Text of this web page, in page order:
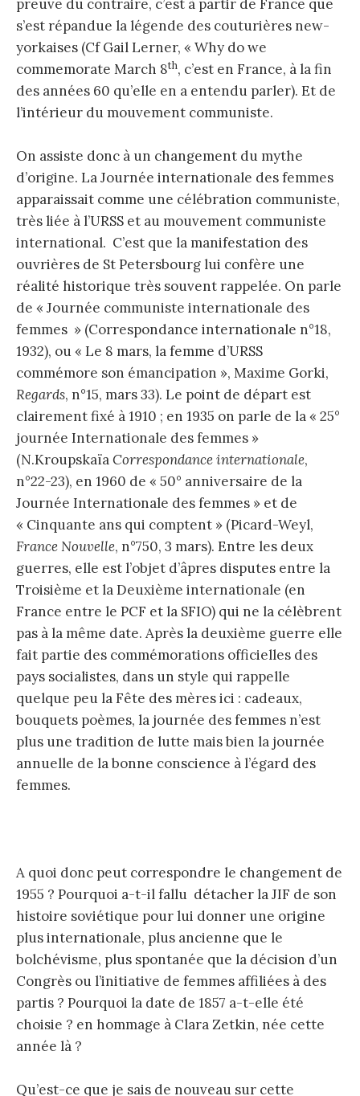
preuve du contraire, c’est à partir de France que
s’est répandue la légende des couturières new-
yorkaises (Cf Gail Lerner, « Why do we
commemorate March 8th, c’est en France, à la fin
des années 60 qu’elle en a entendu parler). Et de
l’intérieur du mouvement communiste.
On assiste donc à un changement du mythe
d’origine. La Journée internationale des femmes
apparaissait comme une célébration communiste,
très liée à l’URSS et au mouvement communiste
international. C’est que la manifestation des
ouvrières de St Petersbourg lui confère une
réalité historique très souvent rappelée. On parle
de « Journée communiste internationale des
femmes » (Correspondance internationale n°18,
1932), ou « Le 8 mars, la femme d’URSS
commémore son émancipation », Maxime Gorki,
Regards, n°15, mars 33). Le point de départ est
clairement fixé à 1910 ; en 1935 on parle de la « 25°
journée Internationale des femmes »
(N.KroupskaïaCorrespondance internationale,
n°22-23), en 1960 de « 50° anniversaire de la
Journée Internationale des femmes » et de
« Cinquante ans qui comptent » (Picard-Weyl,
France Nouvelle, n°750, 3 mars). Entre les deux
guerres, elle est l’objet d’âpres disputes entre la
Troisième et la Deuxième internationale (en
France entre le PCF et la SFIO) qui ne la célèbrent
pas à la même date. Après la deuxième guerre elle
fait partie des commémorations officielles des
pays socialistes, dans un style qui rappelle
quelque peu la Fête des mères ici : cadeaux,
bouquets poèmes, la journée des femmes n’est
plus une tradition de lutte mais bien la journée
annuelle de la bonne conscience à l’égard des
femmes.
A quoi donc peut correspondre le changement de
1955 ? Pourquoi a-t-il fallu détacher la JIF de son
histoire soviétique pour lui donner une origine
plus internationale, plus ancienne que le
bolchévisme, plus spontanée que la décision d’un
Congrès ou l’initiative de femmes affiliées à des
partis ? Pourquoi la date de 1857 a-t-elle été
choisie ? en hommage à Clara Zetkin, née cette
année là ?
Qu’est-ce que je sais de nouveau sur cette